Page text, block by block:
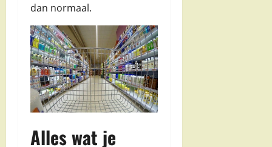
dan normaal.
Alles wat je